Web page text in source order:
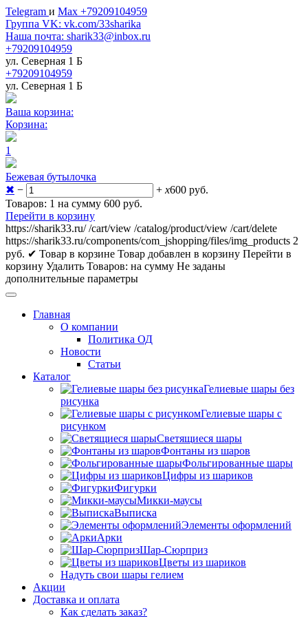
Telegram и Max +79209104959
Группа VK: vk.com/33sharika
Наша почта: sharik33@inbox.ru
+79209104959
ул. Северная 1 Б
+79209104959
ул. Северная 1 Б
Ваша корзина:
Корзина:
1
Бежевая бутылочка
✖ − + x600 руб.
Товаров: 1 на сумму 600 руб.
Перейти в корзину
https://sharik33.ru/ /cart/view /catalog/product/view /cart/delete
https://sharik33.ru/components/com_jshopping/files/img_products 2
руб. ✔ Товар в корзине Товар добавлен в корзину Перейти в
корзину Удалить Товаров: на сумму Не заданы
дополнительные параметры
Главная
О компании
Политика ОД
Новости
Статьи
Каталог
Гелиевые шары без
рисунка
Гелиевые шары с
рисунком
Светящиеся шары
Фонтаны из шаров
Фольгированные шары
Цифры из шариков
Фигурки
Микки-маусы
Выписка
Элементы оформлений
Арки
Шар-Сюрприз
Цветы из шариков
Надуть свои шары гелием
Акции
Доставка и оплата
Как сделать заказ?